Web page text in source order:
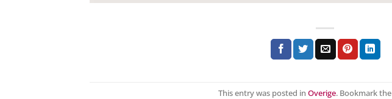
This entry was posted inOverige. Bookmark the